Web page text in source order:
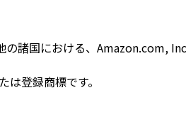
諸国における、Amazon.com,
登録商標です。